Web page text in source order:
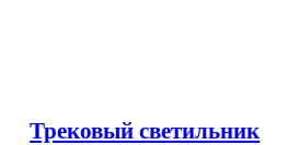
Трековый светильник